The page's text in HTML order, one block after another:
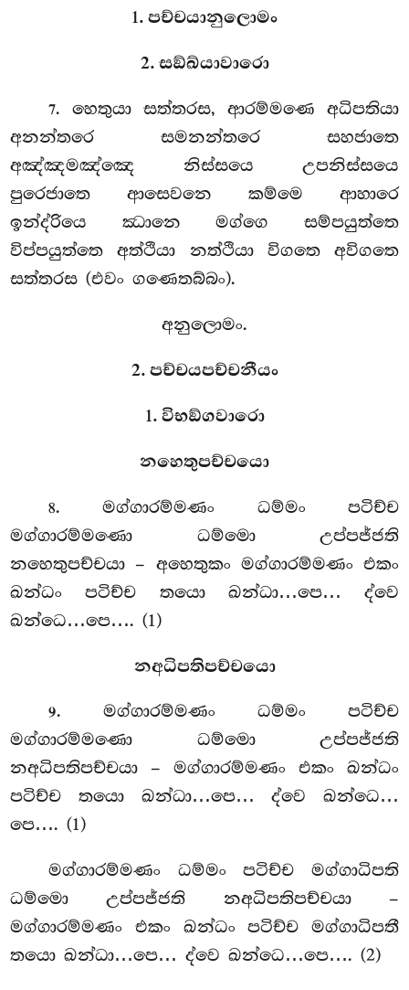
1. පච්චයානුලොමං
2. සඞ්ඛ්යාවාරො
7. හෙතුයා සත්තරස, ආරම්මණෙ අධිපතියා
අනන්තරෙ සමනන්තරෙ සහජාතෙ
අඤ්ඤමඤ්ඤෙ නිස්සයෙ උපනිස්සයෙ
පුරෙජාතෙ ආසෙවනෙ කම්මෙ ආහාරෙ
ඉන්ද්රියෙ ඣානෙ මග්ගෙ සම්පයුත්තෙ
විප්පයුත්තෙ අත්ථියා නත්ථියා විගතෙ අවිගතෙ
සත්තරස (එවං ගණෙතබ්බං).
අනුලොමං.
2. පච්චයපච්චනීයං
1. විභඞ්ගවාරො
නහෙතුපච්චයො
8. මග්ගාරම්මණං ධම්මං පටිච්ච
මග්ගාරම්මණො ධම්මො උප්පජ්ජති
නහෙතුපච්චයා – අහෙතුකං මග්ගාරම්මණං එකං
ඛන්ධං පටිච්ච තයො ඛන්ධා…පෙ… ද්වෙ
ඛන්ධෙ…පෙ…. (1)
නඅධිපතිපච්චයො
9. මග්ගාරම්මණං ධම්මං පටිච්ච
මග්ගාරම්මණො ධම්මො උප්පජ්ජති
නඅධිපතිපච්චයා – මග්ගාරම්මණං එකං ඛන්ධං
පටිච්ච තයො ඛන්ධා…පෙ… ද්වෙ ඛන්ධෙ…
පෙ…. (1)
මග්ගාරම්මණං ධම්මං පටිච්ච මග්ගාධිපති
ධම්මො උප්පජ්ජති නඅධිපතිපච්චයා –
මග්ගාරම්මණං එකං ඛන්ධං පටිච්ච මග්ගාධිපතී
තයො ඛන්ධා…පෙ… ද්වෙ ඛන්ධෙ…පෙ…. (2)